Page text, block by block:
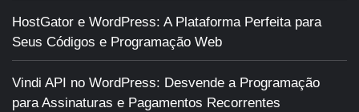
HostGator e WordPress: A Plataforma Perfeita para
Seus Códigos e Programação Web
Vindi API no WordPress: Desvende a Programação
para Assinaturas e Pagamentos Recorrentes